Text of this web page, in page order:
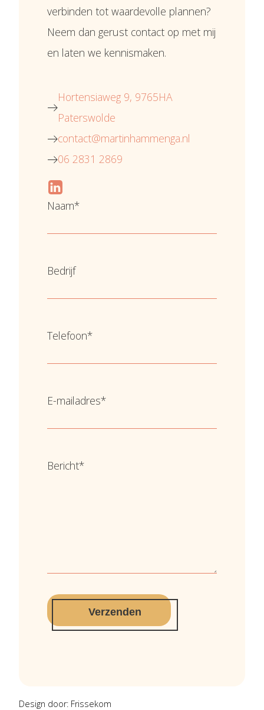
verbinden tot waardevolle plannen?
Neem dan gerust contact op met mij
en laten we kennismaken.
Hortensiaweg 9, 9765HA
Paterswolde
contact@martinhammenga.nl
06 2831 2869
Naam*
Bedrijf
Telefoon*
E-mailadres*
Bericht*
Verzenden
Design door: Frissekom